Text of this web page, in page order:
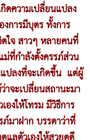
ดความเปลี่ยนแปลง
การมีบุตร ทั้งการ
ใจ สาวๆ หลายคนที่
ที่กำลังตั้งครรภ์ส่วน
ปลงที่จะเกิดขึ้น แต่ผู้
าจะเปลี่ยนสถานะมา
งให้โทรม มีวิธีการ
มาฝาก บรรดาว่าที่